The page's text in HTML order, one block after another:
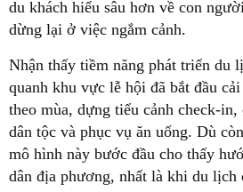
du khách hiểu sâu hơn về con
dừng lại ở việc ngắm cảnh.
Nhận thấy tiềm năng phát triển du
quanh khu vực lễ hội đã bắt đầu
theo mùa, dựng tiểu cảnh check-in,
dân tộc và phục vụ ăn uống. Dù
mô hình này bước đầu cho thấy
dân địa phương, nhất là khi du lịch